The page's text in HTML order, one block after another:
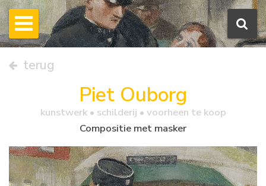
terug
Piet Ouborg
kunstwerk • schilderij • voorheen te koop
Compositie met masker